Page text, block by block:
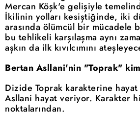
Mercan Köşk'e gelişiyle
İkilinin yolları kesiştiğinde, iki
arasında ölümcül bir mücadele
bu tehlikeli karşılaşma aynı
aşkın da ilk kıvılcımını
Bertan Asllani'nin "Toprak"
Dizide Toprak karakterine
Asllani hayat veriyor. Karakter
noktalarından.